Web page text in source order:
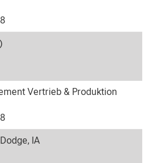
Vertrieb & Produktion
IA